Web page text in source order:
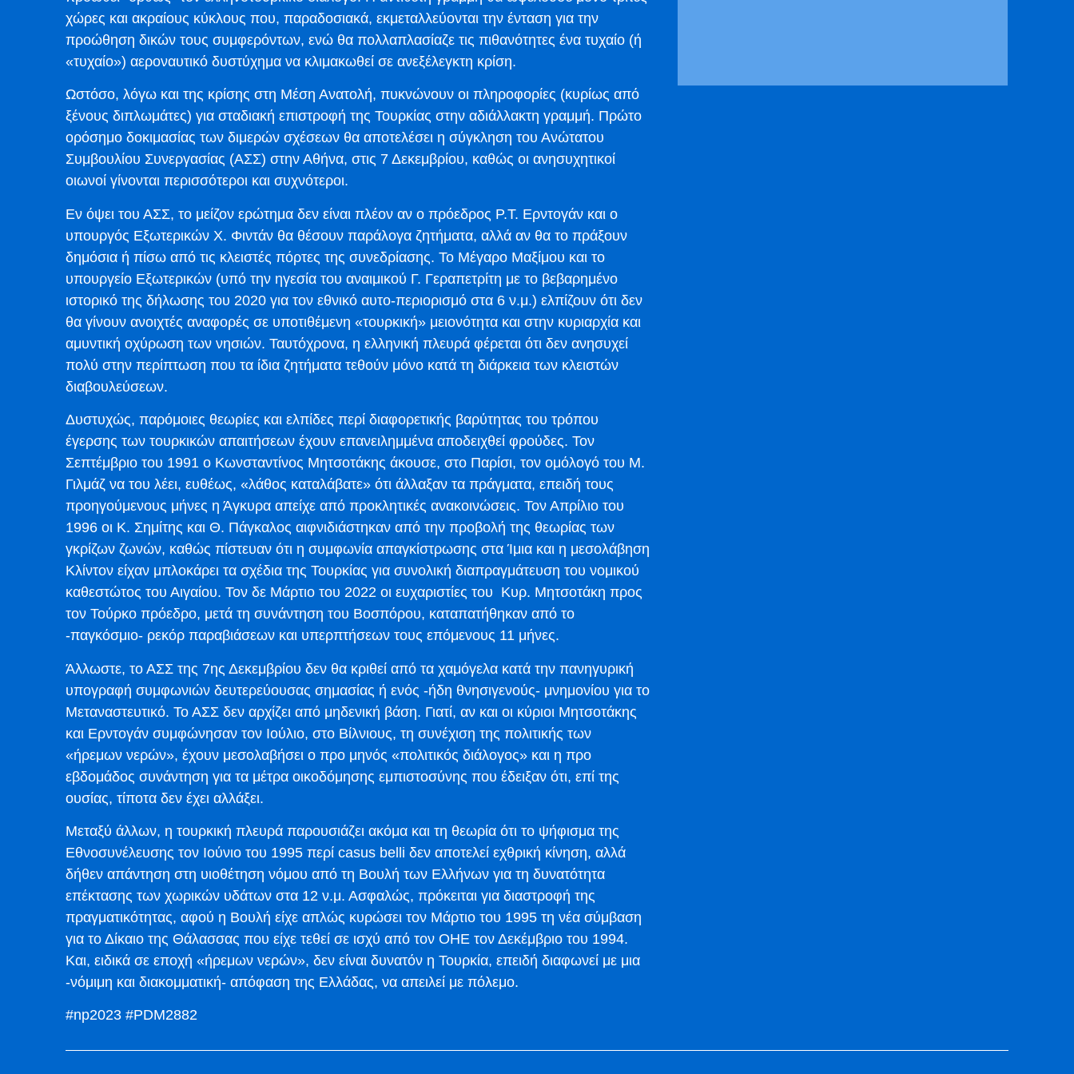
χώρες και ακραίους κύκλους που, παραδοσιακά, εκμεταλλεύονται την ένταση για την
προώθηση δικών τους συμφερόντων, ενώ θα πολλαπλασίαζε τις πιθανότητες ένα τυχαίο (ή
«τυχαίο») αεροναυτικό δυστύχημα να κλιμακωθεί σε ανεξέλεγκτη κρίση.
Ωστόσο, λόγω και της κρίσης στη Μέση Ανατολή, πυκνώνουν οι πληροφορίες (κυρίως από
ξένους διπλωμάτες) για σταδιακή επιστροφή της Τουρκίας στην αδιάλλακτη γραμμή. Πρώτο
ορόσημο δοκιμασίας των διμερών σχέσεων θα αποτελέσει η σύγκληση του Ανώτατου
Συμβουλίου Συνεργασίας (ΑΣΣ) στην Αθήνα, στις 7 Δεκεμβρίου, καθώς οι ανησυχητικοί
οιωνοί γίνονται περισσότεροι και συχνότεροι.
Εν όψει του ΑΣΣ, το μείζον ερώτημα δεν είναι πλέον αν ο πρόεδρος Ρ.Τ. Ερντογάν και ο
υπουργός Εξωτερικών Χ. Φιντάν θα θέσουν παράλογα ζητήματα, αλλά αν θα το πράξουν
δημόσια ή πίσω από τις κλειστές πόρτες της συνεδρίασης. Το Μέγαρο Μαξίμου και το
υπουργείο Εξωτερικών (υπό την ηγεσία του αναιμικού Γ. Γεραπετρίτη με το βεβαρημένο
ιστορικό της δήλωσης του 2020 για τον εθνικό αυτο-περιορισμό στα 6 ν.μ.) ελπίζουν ότι δεν
θα γίνουν ανοιχτές αναφορές σε υποτιθέμενη «τουρκική» μειονότητα και στην κυριαρχία και
αμυντική οχύρωση των νησιών. Ταυτόχρονα, η ελληνική πλευρά φέρεται ότι δεν ανησυχεί
πολύ στην περίπτωση που τα ίδια ζητήματα τεθούν μόνο κατά τη διάρκεια των κλειστών
διαβουλεύσεων.
Δυστυχώς, παρόμοιες θεωρίες και ελπίδες περί διαφορετικής βαρύτητας του τρόπου
έγερσης των τουρκικών απαιτήσεων έχουν επανειλημμένα αποδειχθεί φρούδες. Τον
Σεπτέμβριο του 1991 ο Κωνσταντίνος Μητσοτάκης άκουσε, στο Παρίσι, τον ομόλογό του Μ.
Γιλμάζ να του λέει, ευθέως, «λάθος καταλάβατε» ότι άλλαξαν τα πράγματα, επειδή τους
προηγούμενους μήνες η Άγκυρα απείχε από προκλητικές ανακοινώσεις. Τον Απρίλιο του
1996 οι Κ. Σημίτης και Θ. Πάγκαλος αιφνιδιάστηκαν από την προβολή της θεωρίας των
γκρίζων ζωνών, καθώς πίστευαν ότι η συμφωνία απαγκίστρωσης στα Ίμια και η μεσολάβηση
Κλίντον είχαν μπλοκάρει τα σχέδια της Τουρκίας για συνολική διαπραγμάτευση του νομικού
καθεστώτος του Αιγαίου. Τον δε Μάρτιο του 2022 οι ευχαριστίες του Κυρ. Μητσοτάκη προς
τον Τούρκο πρόεδρο, μετά τη συνάντηση του Βοσπόρου, καταπατήθηκαν από το
-παγκόσμιο- ρεκόρ παραβιάσεων και υπερπτήσεων τους επόμενους 11 μήνες.
Άλλωστε, το ΑΣΣ της 7ης Δεκεμβρίου δεν θα κριθεί από τα χαμόγελα κατά την πανηγυρική
υπογραφή συμφωνιών δευτερεύουσας σημασίας ή ενός -ήδη θνησιγενούς- μνημονίου για το
Μεταναστευτικό. Το ΑΣΣ δεν αρχίζει από μηδενική βάση. Γιατί, αν και οι κύριοι Μητσοτάκης
και Ερντογάν συμφώνησαν τον Ιούλιο, στο Βίλνιους, τη συνέχιση της πολιτικής των
«ήρεμων νερών», έχουν μεσολαβήσει ο προ μηνός «πολιτικός διάλογος» και η προ
εβδομάδος συνάντηση για τα μέτρα οικοδόμησης εμπιστοσύνης που έδειξαν ότι, επί της
ουσίας, τίποτα δεν έχει αλλάξει.
Μεταξύ άλλων, η τουρκική πλευρά παρουσιάζει ακόμα και τη θεωρία ότι το ψήφισμα της
Εθνοσυνέλευσης τον Ιούνιο του 1995 περί casus belli δεν αποτελεί εχθρική κίνηση, αλλά
δήθεν απάντηση στη υιοθέτηση νόμου από τη Βουλή των Ελλήνων για τη δυνατότητα
επέκτασης των χωρικών υδάτων στα 12 ν.μ. Ασφαλώς, πρόκειται για διαστροφή της
πραγματικότητας, αφού η Βουλή είχε απλώς κυρώσει τον Μάρτιο του 1995 τη νέα σύμβαση
για το Δίκαιο της Θάλασσας που είχε τεθεί σε ισχύ από τον ΟΗΕ τον Δεκέμβριο του 1994.
Και, ειδικά σε εποχή «ήρεμων νερών», δεν είναι δυνατόν η Τουρκία, επειδή διαφωνεί με μια
-νόμιμη και διακομματική- απόφαση της Ελλάδας, να απειλεί με πόλεμο.
#np2023 #PDM2882